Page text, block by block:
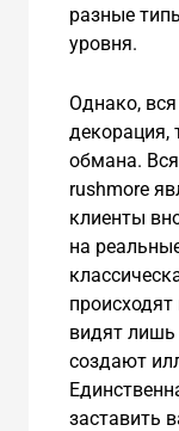
разные
уровня.
Однако,
декорация,
обмана.
rushmore
клиенты
на
видят
создают
заставить